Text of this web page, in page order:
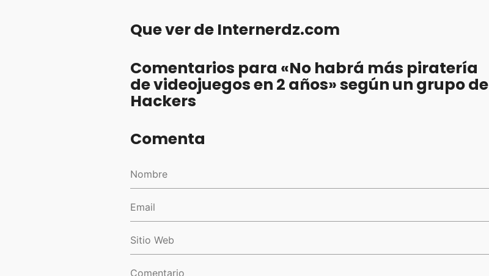
Que ver de Internerdz.com
Comentarios para «No habrá más piratería
de videojuegos en 2 años» según un grupo de
Hackers
Comenta